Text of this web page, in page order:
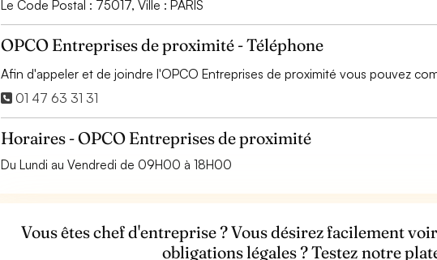
Le Code Postal : 75017, Ville : PARIS
OPCO Entreprises de proximité - Téléphone
Afin d'appeler et de joindre l'OPCO Entreprises de proximité vous pouvez
01 47 63 31 31
Horaires - OPCO Entreprises de proximité
Du Lundi au Vendredi de 09H00 à 18H00
Vous êtes chef d'entreprise ? Vous désirez facilement
obligations légales ? Testez notre